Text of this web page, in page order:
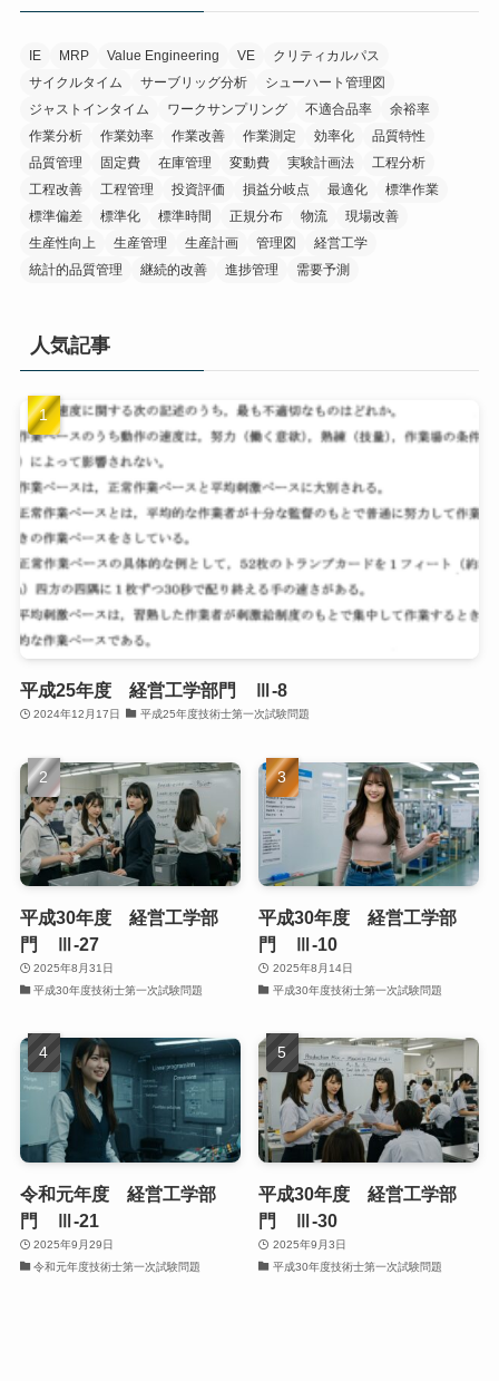
IE MRP Value Engineering VE
クリティカルパス
サイクルタイム
サーブリッグ分析
シューハート管理図
ジャストインタイム
ワークサンプリング 不適合品率
余裕率
作業分析
作業効率 作業改善 作業測定 効率化
品質特性
品質管理
固定費 在庫管理 変動費 実験計画法
工程分析
工程改善
工程管理 投資評価 損益分岐点 最適化
標準作業
標準偏差
標準化 標準時間 正規分布 物流
現場改善
生産性向上
生産管理 生産計画 管理図
経営工学
統計的品質管理
継続的改善 進捗管理 需要予測
人気記事
平成25年度 経営工学部門 Ⅲ-8
2024年12月17日 平成25年度技術士第一次試験問題
平成30年度 経営工学部
門 Ⅲ-27
2025年8月31日
平成30年度技術士第一次試験問題
平成30年度 経営工学部
門 Ⅲ-10
2025年8月14日
平成30年度技術士第一次試験問題
令和元年度 経営工学部
門 Ⅲ-21
2025年9月29日
令和元年度技術士第一次試験問題
平成30年度 経営工学部
門 Ⅲ-30
2025年9月3日
平成30年度技術士第一次試験問題